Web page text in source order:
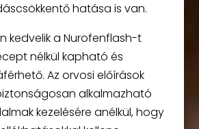
hatása is van.
kedvelik a Nurofenflash-t
nélkül kapható és
Az orvosi előírások
alkalmazható
kezelésére anélkül, hogy